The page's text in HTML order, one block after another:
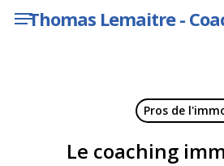
Skip Thomas Lemaitre -
Menu
Pros de
Le coaching